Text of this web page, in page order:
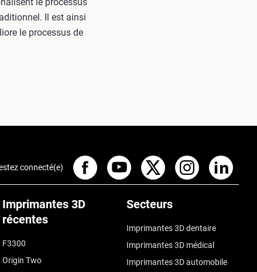
Il est ainsi
le processus de
Imprimantes 3D
récentes
F3300
Origin Two
Secteurs
Imprimantes 3D dentaire
Imprimantes 3D médical
Imprimantes 3D automobile
connecté(e)